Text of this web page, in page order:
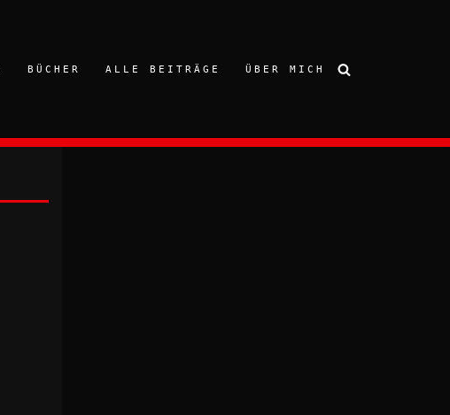
BÜCHER ALLE BEITRÄGE ÜBER MICH